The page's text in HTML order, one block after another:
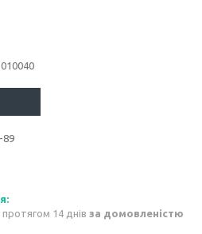
89
14 днів за домовленістю